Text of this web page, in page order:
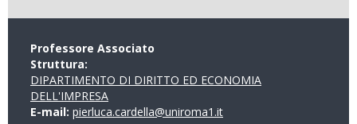
Professore Associato
Struttura:
DIPARTIMENTO DI DIRITTO ED ECONOMIA
DELL'IMPRESA
E-mail: pierluca.cardella@uniroma1.it